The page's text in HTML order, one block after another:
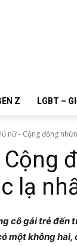
Z LGBT –
nữ - Cộng đồng
lạ
cô gái trẻ đến
một không